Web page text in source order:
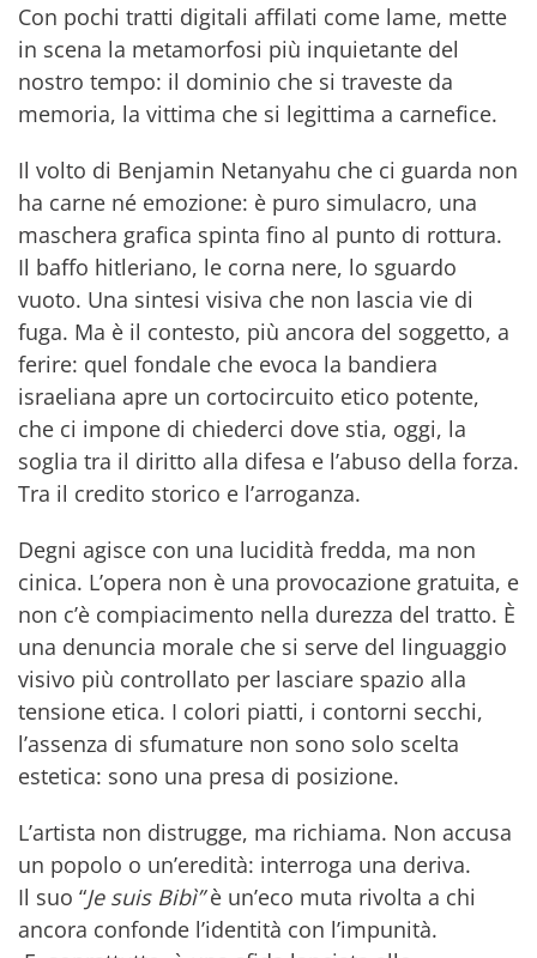
Con pochi tratti digitali affilati come lame, mette
in scena la metamorfosi più inquietante del
nostro tempo: il dominio che si traveste da
memoria, la vittima che si legittima a carnefice.
Il volto di Benjamin Netanyahu che ci guarda non
ha carne né emozione: è puro simulacro, una
maschera grafica spinta fino al punto di rottura.
Il baffo hitleriano, le corna nere, lo sguardo
vuoto. Una sintesi visiva che non lascia vie di
fuga. Ma è il contesto, più ancora del soggetto, a
ferire: quel fondale che evoca la bandiera
israeliana apre un cortocircuito etico potente,
che ci impone di chiederci dove stia, oggi, la
soglia tra il diritto alla difesa e l’abuso della forza.
Tra il credito storico e l’arroganza.
Degni agisce con una lucidità fredda, ma non
cinica. L’opera non è una provocazione gratuita, e
non c’è compiacimento nella durezza del tratto. È
una denuncia morale che si serve del linguaggio
visivo più controllato per lasciare spazio alla
tensione etica. I colori piatti, i contorni secchi,
l’assenza di sfumature non sono solo scelta
estetica: sono una presa di posizione.
L’artista non distrugge, ma richiama. Non accusa
un popolo o un’eredità: interroga una deriva.
Il suo “Je suis Bibì”è un’eco muta rivolta a chi
ancora confonde l’identità con l’impunità.